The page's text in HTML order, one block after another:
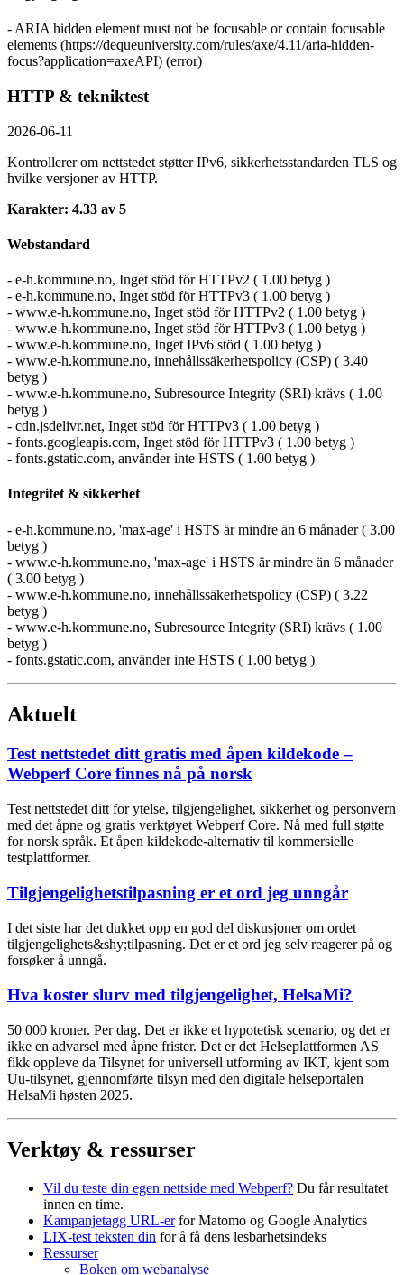
- ARIA hidden element must not be focusable or contain focusable
elements (https://dequeuniversity.com/rules/axe/4.11/aria-hidden-
focus?application=axeAPI) (error)
HTTP & tekniktest
2026-06-11
Kontrollerer om nettstedet støtter IPv6, sikkerhetsstandarden TLS og
hvilke versjoner av HTTP.
Karakter: 4.33 av 5
Webstandard
- e-h.kommune.no, Inget stöd för HTTPv2 ( 1.00 betyg )
- e-h.kommune.no, Inget stöd för HTTPv3 ( 1.00 betyg )
- www.e-h.kommune.no, Inget stöd för HTTPv2 ( 1.00 betyg )
- www.e-h.kommune.no, Inget stöd för HTTPv3 ( 1.00 betyg )
- www.e-h.kommune.no, Inget IPv6 stöd ( 1.00 betyg )
- www.e-h.kommune.no, innehållssäkerhetspolicy (CSP) ( 3.40
betyg )
- www.e-h.kommune.no, Subresource Integrity (SRI) krävs ( 1.00
betyg )
- cdn.jsdelivr.net, Inget stöd för HTTPv3 ( 1.00 betyg )
- fonts.googleapis.com, Inget stöd för HTTPv3 ( 1.00 betyg )
- fonts.gstatic.com, använder inte HSTS ( 1.00 betyg )
Integritet & sikkerhet
- e-h.kommune.no, 'max-age' i HSTS är mindre än 6 månader ( 3.00
betyg )
- www.e-h.kommune.no, 'max-age' i HSTS är mindre än 6 månader
( 3.00 betyg )
- www.e-h.kommune.no, innehållssäkerhetspolicy (CSP) ( 3.22
betyg )
- www.e-h.kommune.no, Subresource Integrity (SRI) krävs ( 1.00
betyg )
- fonts.gstatic.com, använder inte HSTS ( 1.00 betyg )
Aktuelt
Test nettstedet ditt gratis med åpen kildekode –
Webperf Core finnes nå på norsk
Test nettstedet ditt for ytelse, tilgjengelighet, sikkerhet og personvern
med det åpne og gratis verktøyet Webperf Core. Nå med full støtte
for norsk språk. Et åpen kildekode-alternativ til kommersielle
testplattformer.
Tilgjengelighets­tilpasning er et ord jeg unngår
I det siste har det dukket opp en god del diskusjoner om ordet
tilgjengelighets&shy;tilpasning. Det er et ord jeg selv reagerer på og
forsøker å unngå.
Hva koster slurv med tilgjengelighet, HelsaMi?
50 000 kroner. Per dag. Det er ikke et hypotetisk scenario, og det er
ikke en advarsel med åpne frister. Det er det Helseplattformen AS
fikk oppleve da Tilsynet for universell utforming av IKT, kjent som
Uu-tilsynet, gjennomførte tilsyn med den digitale helseportalen
HelsaMi høsten 2025.
Verktøy & ressurser
Vil du teste din egen nettside med Webperf? Du får resultatet
innen en time.
Kampanjetagg URL-erfor Matomo og Google Analytics
LIX-test teksten din for å få dens lesbarhetsindeks
Ressurser
Boken om webanalyse